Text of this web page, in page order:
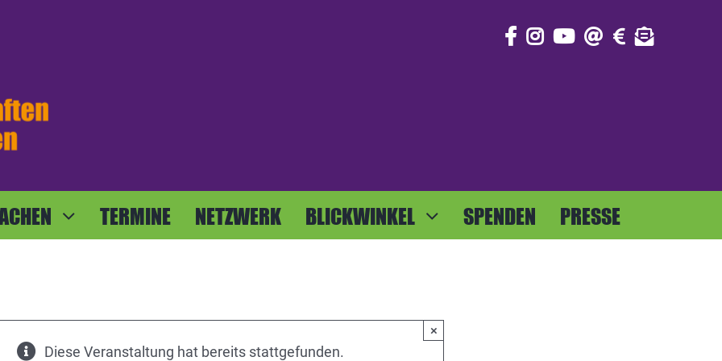
TERMINE NETZWERK BLICKWINKEL SPENDEN PRESSE
Diese Veranstaltung hat bereits stattgefunden.
×